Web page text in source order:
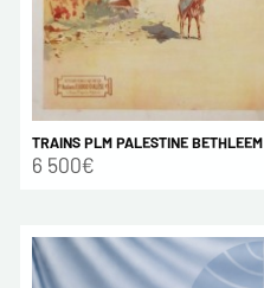
TRAINS PLM PALESTINE BETHLEEM
6 500€